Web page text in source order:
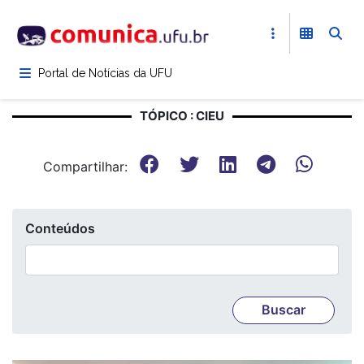
para
conteúdoPortal de Notícias da UFU
TÓPICO : CIEU
Compartilhar:
Conteúdos